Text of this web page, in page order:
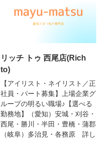
リッチ トゥ 西尾店(Rich
to)
【アイリスト・ネイリスト／正
社員・パート募集】上場企業グ
ループの明るい職場♪【選べる
勤務地】（愛知）安城・刈谷・
西尾・勝川・半田・豊橋・蒲郡
（岐阜）多治見・各務原 詳し